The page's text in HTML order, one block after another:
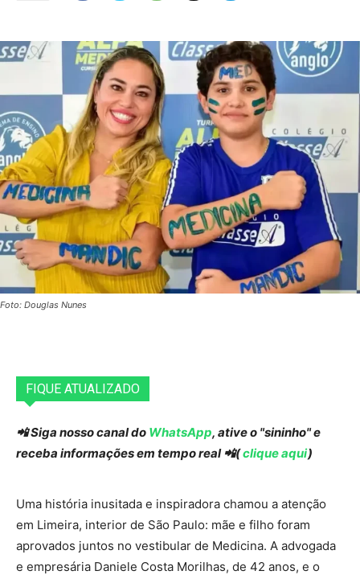
Foto: Douglas Nunes
FIQUE ATUALIZADO
📲 Siga nosso canal do WhatsApp, ative o "sininho" e
receba informações em tempo real 📲(clique aqui)
Uma história inusitada e inspiradora chamou a atenção
em Limeira, interior de São Paulo: mãe e filho foram
aprovados juntos no vestibular de Medicina. A advogada
e empresária Daniele Costa Morilhas, de 42 anos, e o